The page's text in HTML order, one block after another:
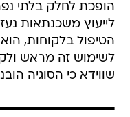
הופכת לחלק בלתי
לייעוץ משכנתאות
הטיפול בלקוחות,
לשימוש זה מראש
שווידא כי הסוגיה